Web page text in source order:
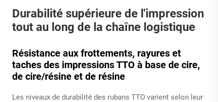
Durabilité supérieure de l'impression
tout au long de la chaîne logistique
Résistance aux frottements, rayures et
taches des impressions TTO à base de cire,
de cire/résine et de résine
Les niveaux de durabilité des rubans TTO varient selon leur